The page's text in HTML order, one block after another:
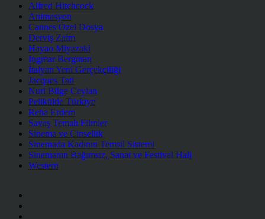
Alfred Hitchcock
Animasyon
Cannes Özel Dosya
Derviş Zaim
Hayao Miyazaki
Ingmar Bergman
İtalyan Yeni Gerçekçiliği
Jacques Tati
Nuri Bilge Ceylan
Pelikülde Türkiye
Reha Erdem
Savaş Temalı Filmler
Sinema ve Cinsellik
Sinemada Kadının Temsil Sistemi
Sinemanın Bağımsız, Sanat ve Festival Hali
Western